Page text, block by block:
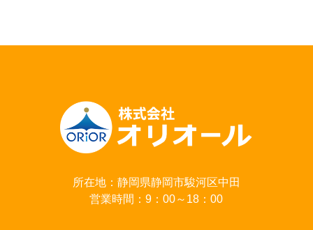
所在地：静岡県静岡市駿河区中田
営業時間：9：00～18：00